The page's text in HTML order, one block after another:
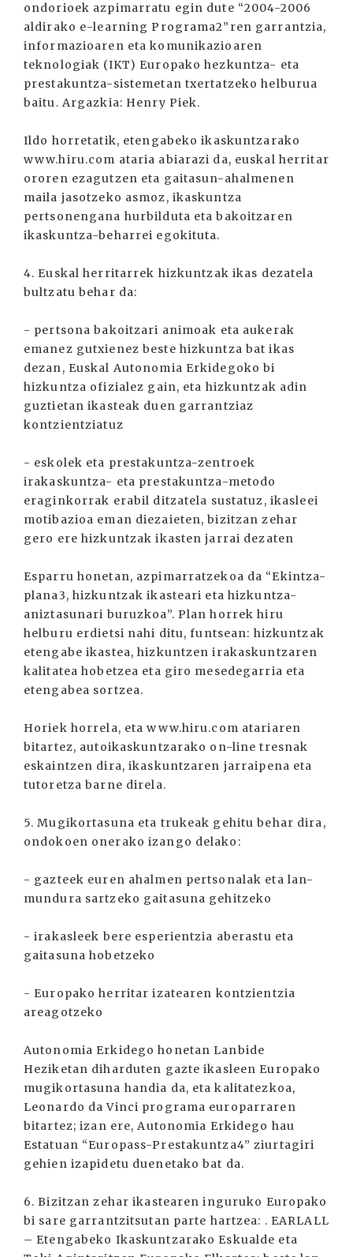
ondorioek azpimarratu egin dute “2004-2006
aldirako e-learning Programa2”ren garrantzia,
informazioaren eta komunikazioaren
teknologiak (IKT) Europako hezkuntza- eta
prestakuntza-sistemetan txertatzeko helburua
baitu. Argazkia: Henry Piek.
Ildo horretatik, etengabeko ikaskuntzarako
www.hiru.com ataria abiarazi da, euskal herritar
ororen ezagutzen eta gaitasun-ahalmenen
maila jasotzeko asmoz, ikaskuntza
pertsonengana hurbilduta eta bakoitzaren
ikaskuntza-beharrei egokituta.
4. Euskal herritarrek hizkuntzak ikas dezatela
bultzatu behar da:
- pertsona bakoitzari animoak eta aukerak
emanez gutxienez beste hizkuntza bat ikas
dezan, Euskal Autonomia Erkidegoko bi
hizkuntza ofizialez gain, eta hizkuntzak adin
guztietan ikasteak duen garrantziaz
kontzientziatuz
- eskolek eta prestakuntza-zentroek
irakaskuntza- eta prestakuntza-metodo
eraginkorrak erabil ditzatela sustatuz, ikasleei
motibazioa eman diezaieten, bizitzan zehar
gero ere hizkuntzak ikasten jarrai dezaten
Esparru honetan, azpimarratzekoa da “Ekintza-
plana3, hizkuntzak ikasteari eta hizkuntza-
aniztasunari buruzkoa”. Plan horrek hiru
helburu erdietsi nahi ditu, funtsean: hizkuntzak
etengabe ikastea, hizkuntzen irakaskuntzaren
kalitatea hobetzea eta giro mesedegarria eta
etengabea sortzea.
Horiek horrela, eta www.hiru.com atariaren
bitartez, autoikaskuntzarako on-line tresnak
eskaintzen dira, ikaskuntzaren jarraipena eta
tutoretza barne direla.
5. Mugikortasuna eta trukeak gehitu behar dira,
ondokoen onerako izango delako:
- gazteek euren ahalmen pertsonalak eta lan-
mundura sartzeko gaitasuna gehitzeko
- irakasleek bere esperientzia aberastu eta
gaitasuna hobetzeko
- Europako herritar izatearen kontzientzia
areagotzeko
Autonomia Erkidego honetan Lanbide
Heziketan diharduten gazte ikasleen Europako
mugikortasuna handia da, eta kalitatezkoa,
Leonardo da Vinci programa europarraren
bitartez; izan ere, Autonomia Erkidego hau
Estatuan “Europass-Prestakuntza4” ziurtagiri
gehien izapidetu duenetako bat da.
6. Bizitzan zehar ikastearen inguruko Europako
bi sare garrantzitsutan parte hartzea: . EARLALL
– Etengabeko Ikaskuntzarako Eskualde eta